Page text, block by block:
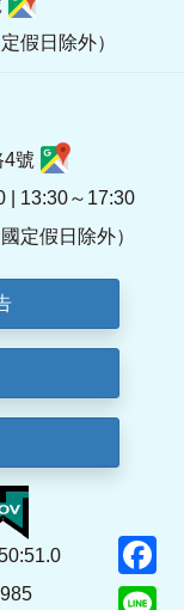
假日除外）
4號
| 13:30～17:30
定假日除外）